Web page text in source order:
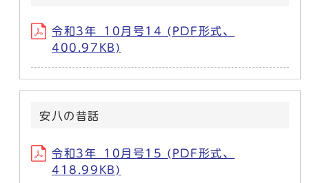
令和3年_10月号14 (PDF形式、
400.97KB)
安八の昔話
令和3年_10月号15 (PDF形式、
418.99KB)